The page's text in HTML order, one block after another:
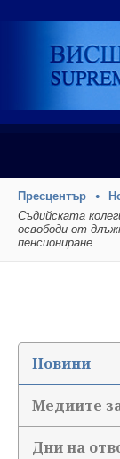
Пресцентър
Съдийската
освободи от
пенсиониране
Новини
Медиите
Дни на